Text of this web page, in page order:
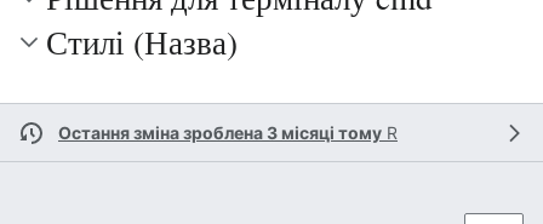
Стилі (Назва)
Остання зміна зроблена 3 місяці тому R